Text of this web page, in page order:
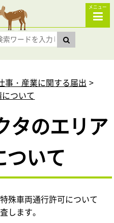
メニュー
事・産業に関する届出
ついて
タのエリア
いて
殊車両通行許可について
します。